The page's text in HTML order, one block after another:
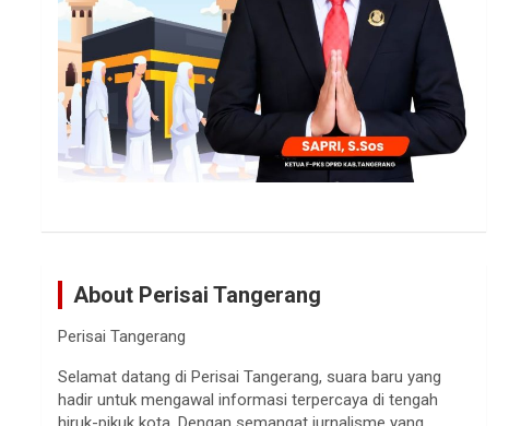
About Perisai Tangerang
Perisai Tangerang
Selamat datang di Perisai Tangerang, suara baru yang
hadir untuk mengawal informasi terpercaya di tengah